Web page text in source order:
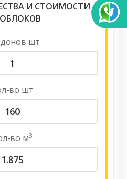
И СТОИМОСТИ
шт
во шт
во м3